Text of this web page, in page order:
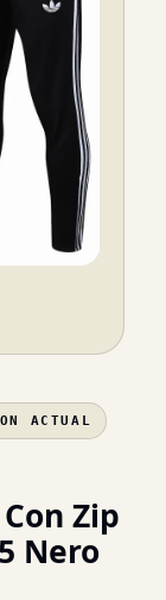
ACTUAL
Zip
Nero